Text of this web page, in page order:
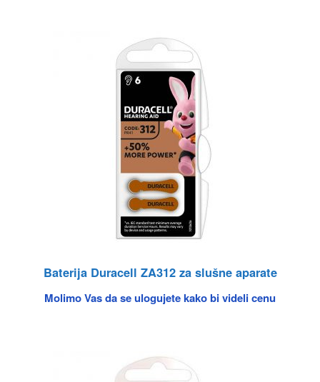
Baterija Duracell ZA312 za slušne aparate
Molimo Vas da se ulogujete kako bi videli cenu